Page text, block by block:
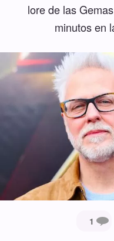
lore de las
minutos en
1